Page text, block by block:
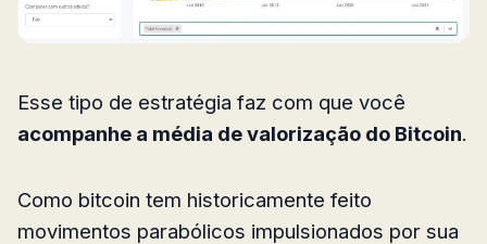
Esse tipo de estratégia faz com que você
acompanhe a média de valorização do Bitcoin.
Como bitcoin tem historicamente feito
movimentos parabólicos impulsionados por sua